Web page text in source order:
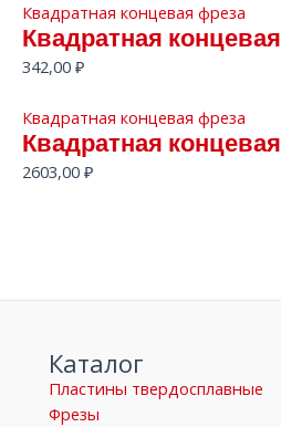
Квадратная концевая фреза
Квадратная
342,00 ₽
Квадратная концевая фреза
Квадратная
2603,00 ₽
Каталог
Пластины твердосплавные
Фрезы